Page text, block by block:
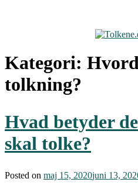
content
Kategori:
tolkning?
Hvad betyder
skal tolke?
Posted on maj 15, 2020juni 13,